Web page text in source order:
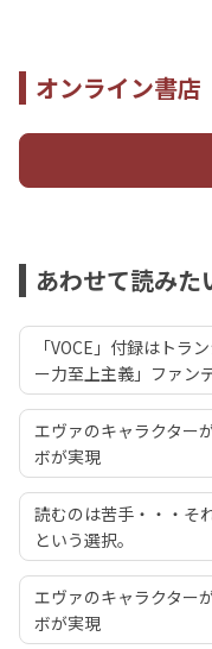
オンライン書店
あわせて読みた
「VOCE」付録はトラ
ー力至上主義」ファン
エヴァのキャラクター
ボが実現
読むのは苦手・・・そ
という選択。
エヴァのキャラクター
ボが実現